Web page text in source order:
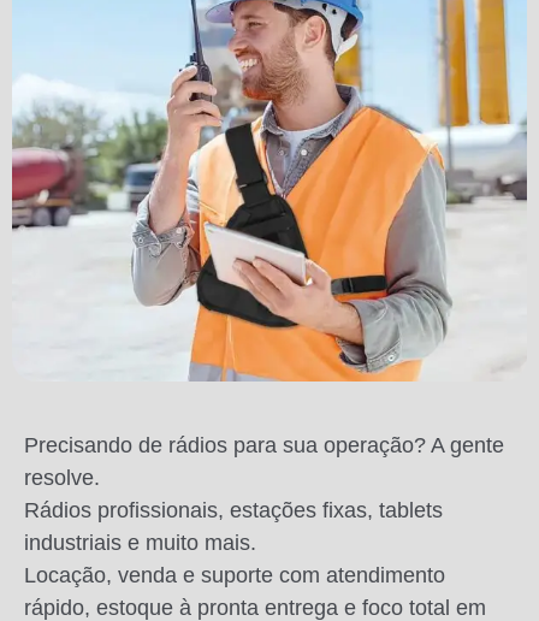
Precisando de rádios para sua operação? A gente
resolve.
Rádios profissionais, estações fixas, tablets
industriais e muito mais.
Locação, venda e suporte com atendimento
rápido, estoque à pronta entrega e foco total em